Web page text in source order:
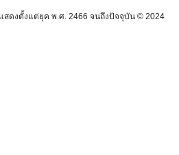
สดงตั้งแต่ยุค พ.ศ. 2466 จนถึงปัจจุบัน © 2024